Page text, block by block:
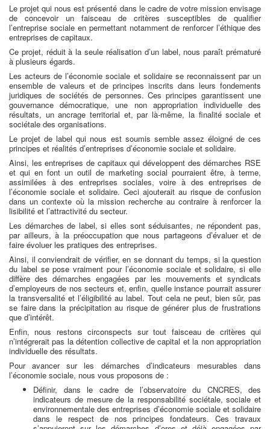
Le projet qui nous est présenté dans le cadre de votre mission envisage
de concevoir un faisceau de critères susceptibles de qualifier
l’entreprise sociale en permettant notamment de renforcer l’éthique des
entreprises de capitaux.
Ce projet, réduit à la seule réalisation d’un label, nous paraît prématuré
à plusieurs égards.
Les acteurs de l’économie sociale et solidaire se reconnaissent par un
ensemble de valeurs et de principes inscrits dans leurs fondements
juridiques de sociétés de personnes. Ces principes garantissent une
gouvernance démocratique, une non appropriation individuelle des
résultats, un ancrage territorial et, par là-même, la finalité sociale et
sociétale des organisations.
Le projet de label qui nous est soumis semble assez éloigné de ces
principes et réalités d’entreprises d’économie sociale et solidaire.
Ainsi, les entreprises de capitaux qui développent des démarches RSE
et qui en font un outil de marketing social pourraient être, à terme,
assimilées à des entreprises sociales, voire à des entreprises de
l’économie sociale et solidaire. Ceci ajouterait au risque de confusion
dans un contexte où la mission recherche au contraire à renforcer la
lisibilité et l’attractivité du secteur.
Les démarches de label, si elles sont séduisantes, ne répondent pas,
par ailleurs, à la préoccupation que nous partageons d’évaluer et de
faire évoluer les pratiques des entreprises.
Ainsi, il conviendrait de vérifier, en se donnant du temps, si la question
du label se pose vraiment pour l’économie sociale et solidaire, si elle
diffère des démarches engagées par les mouvements et syndicats
d’employeurs de nos secteurs et, enfin, quelle instance pourrait assurer
la transversalité et l’éligibilité au label. Tout cela ne peut, bien sûr, pas
se faire dans la précipitation au risque de générer plus de frustrations
que d’intérêt.
Enfin, nous restons circonspects sur tout faisceau de critères qui
n’intégrerait pas la détention collective de capital et la non appropriation
individuelle des résultats.
Pour avancer sur les démarches d’indicateurs mesurables dans
l’économie sociale, nous vous proposons de :
Définir, dans le cadre de l’observatoire du CNCRES, des
indicateurs de mesure de la responsabilité sociétale, sociale et
environnementale des entreprises d’économie sociale et solidaire
dans le respect de nos principes fondateurs. Ces travaux